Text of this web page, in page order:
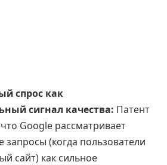
спрос как
сигнал качества: Патент
Google рассматривает
запросы (когда пользователи
сайт) как сильное